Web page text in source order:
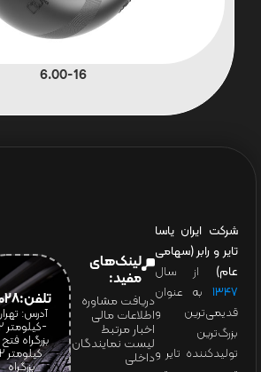
6.00-16
شرکت ایران یاسا
تایر و رابر (سهامی
عام) از سال
۱۳۴۷ به عنوان
قدیمی‌ترین و
بزرگ‌ترین
تولیدکننده تایر و
لینک‌های
مفید:
دریافت مشاوره
اطلاعات مالی
اخبار مرتبط
لیست نمایندگان
داخلی
تلفن:65607028(021)
آدرس:
-
بزرگراه
کیلومتر ۲
بزرگراه